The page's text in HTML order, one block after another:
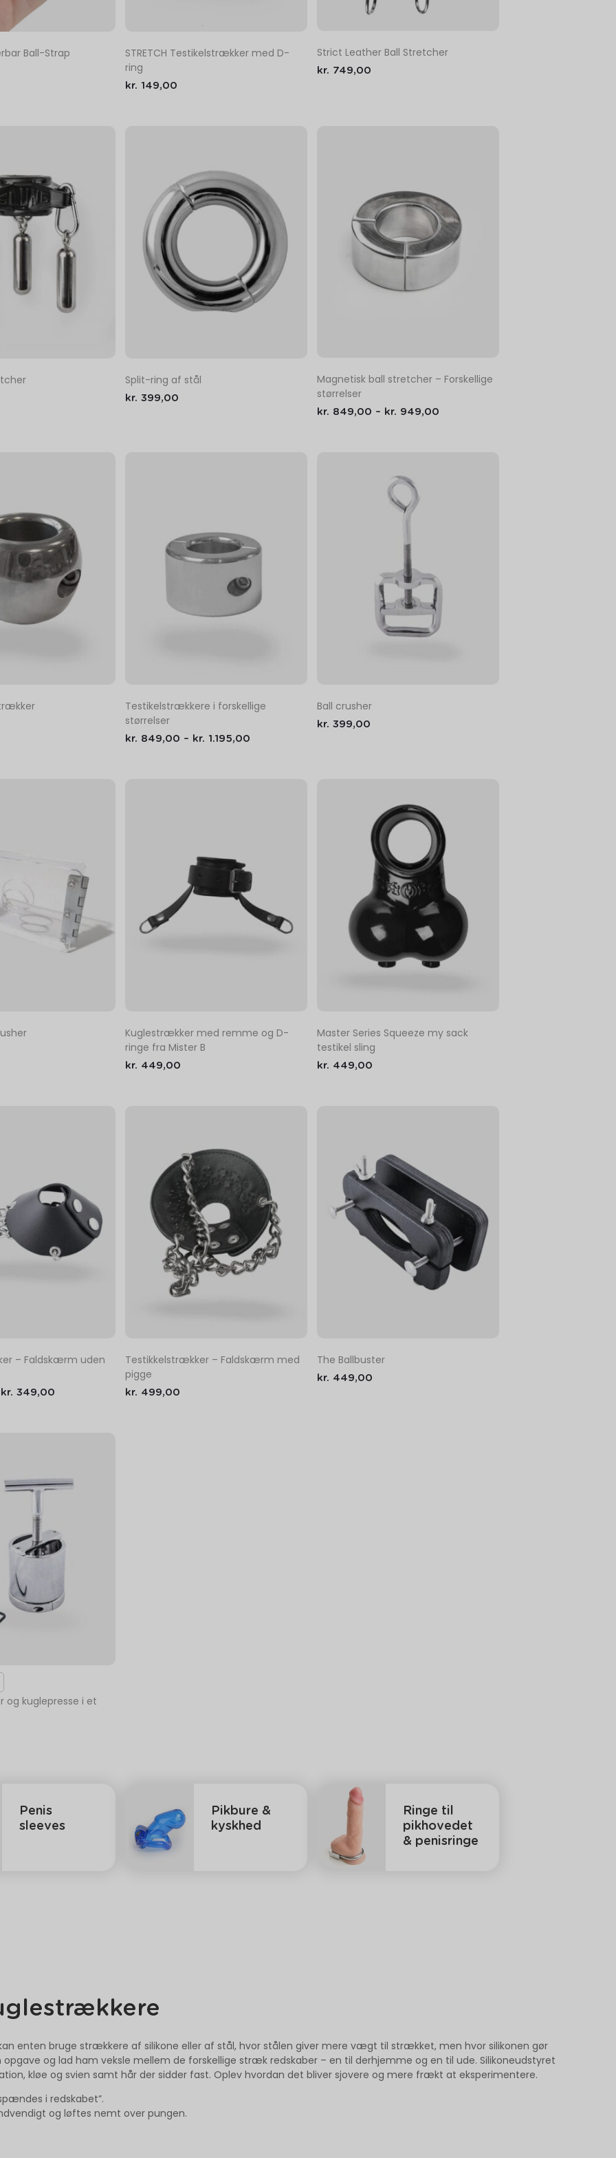
Ball-Strap
STRETCH Testikelstrækker med D-
ring
kr. 149,00
Strict Leather Ball Stretcher
kr. 749,00
Split-ring af stål
kr. 399,00
Magnetisk ball stretcher – Forskellige
størrelser
kr. 849,00 – kr. 949,00
Testikelstrækkere i forskellige
størrelser
kr. 849,00 – kr. 1.195,00
Ball crusher
kr. 399,00
Kuglestrækker med remme og D-
ringe fra Mister B
kr. 449,00
Master Series Squeeze my sack
testikel sling
kr. 449,00
– Faldskærm uden
kr. 349,00
Testikkelstrækker – Faldskærm med
pigge
kr. 499,00
The Ballbuster
kr. 449,00
og kuglepresse i et
Penis
sleeves
Pikbure &
kyskhed
Ringe til
pikhovedet
& penisringe
enten bruge strækkere af silikone eller af stål, hvor stålen giver mere vægt til strækket, men hvor silikonen gør
og lad ham veksle mellem de forskellige stræk redskaber – en til derhjemme og en til ude. Silikoneudstyret
kløe og svien samt hår der sidder fast. Oplev hvordan det bliver sjovere og mere frækt at eksperimentere.
i redskabet”.
og løftes nemt over pungen.